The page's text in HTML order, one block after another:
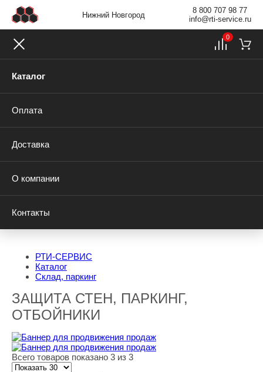
Нижний Новгород
8 800 707 98 77
info@rti-service.ru
Каталог
Оплата
Доставка
О компании
Контакты
0
РТИ-СЕРВИС
Каталог
Склад, паркинг
ЗАЩИТА СТЕН, ПАРКИНГ,
ОТБОЙНИКИ
Всего товаров показано 3 из 3